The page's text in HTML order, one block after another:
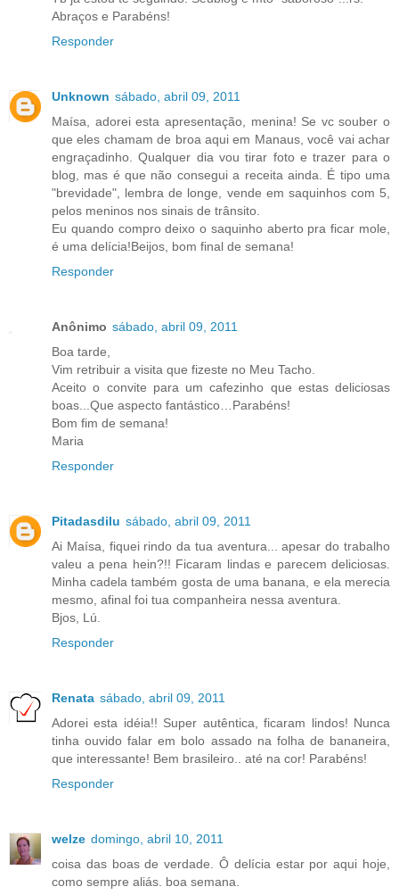
Abraços e Parabéns!
Responder
Unknown sábado, abril 09, 2011
Maísa, adorei esta apresentação, menina! Se vc souber o
que eles chamam de broa aqui em Manaus, você vai achar
engraçadinho. Qualquer dia vou tirar foto e trazer para o
blog, mas é que não consegui a receita ainda. É tipo uma
"brevidade", lembra de longe, vende em saquinhos com 5,
pelos meninos nos sinais de trânsito.
Eu quando compro deixo o saquinho aberto pra ficar mole,
é uma delícia!Beijos, bom final de semana!
Responder
Anônimo sábado, abril 09, 2011
Boa tarde,
Vim retribuir a visita que fizeste no Meu Tacho.
Aceito o convite para um cafezinho que estas deliciosas
boas...Que aspecto fantástico…Parabéns!
Bom fim de semana!
Maria
Responder
Pitadasdilu sábado, abril 09, 2011
Ai Maísa, fiquei rindo da tua aventura... apesar do trabalho
valeu a pena hein?!! Ficaram lindas e parecem deliciosas.
Minha cadela também gosta de uma banana, e ela merecia
mesmo, afinal foi tua companheira nessa aventura.
Bjos, Lú.
Responder
Renata sábado, abril 09, 2011
Adorei esta idéia!! Super autêntica, ficaram lindos! Nunca
tinha ouvido falar em bolo assado na folha de bananeira,
que interessante! Bem brasileiro.. até na cor! Parabéns!
Responder
welze domingo, abril 10, 2011
coisa das boas de verdade. Ô delícia estar por aqui hoje,
como sempre aliás. boa semana.